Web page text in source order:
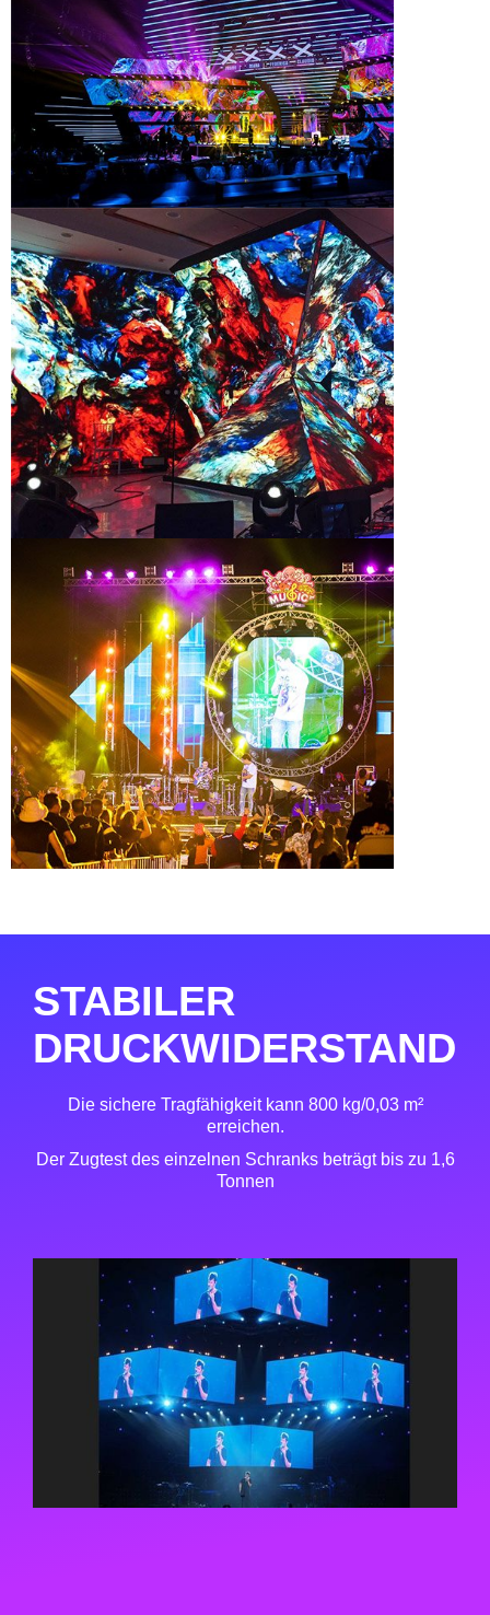
STABILER
DRUCKWIDERSTAND
Die sichere Tragfähigkeit kann 800 kg/0,03 m²
erreichen.
Der Zugtest des einzelnen Schranks beträgt bis zu 1,6
Tonnen